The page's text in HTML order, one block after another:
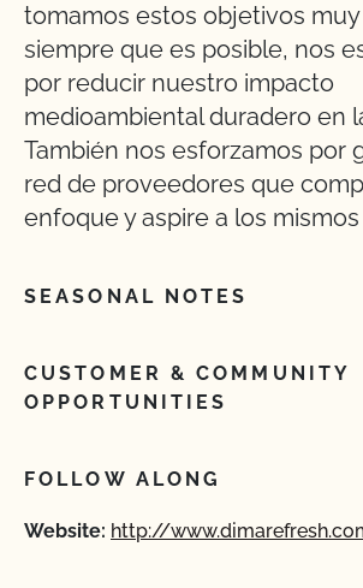
tomamos estos objetivos muy
siempre que es posible, nos
por reducir nuestro impacto
medioambiental duradero en
También nos esforzamos por
red de proveedores que
enfoque y aspire a los
SEASONAL NOTES
CUSTOMER & COMMUNITY
OPPORTUNITIES
FOLLOW ALONG
Website: http://